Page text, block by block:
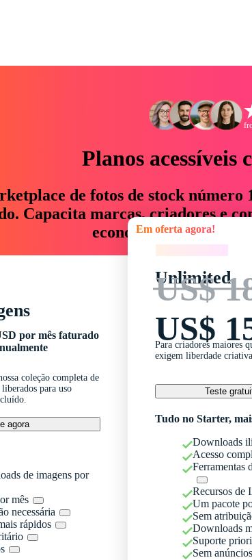
Planos acessíveis
de fotos de stock
Capacita marcas, criadores e
economizam até 76%
por mês faturado
coleção completa de
para uso
agora
de imagens por
mês
necessária
rápidos
Em oferta agora!
Unlimited
US$
US$
Para criadores maiores
exigem liberdade criativa
Teste
Tudo no Starter,
Downloads
Acesso
Ferramentas
Recursos de
Um pacote
Sem
Downloads
Suporte
Sem anúncios